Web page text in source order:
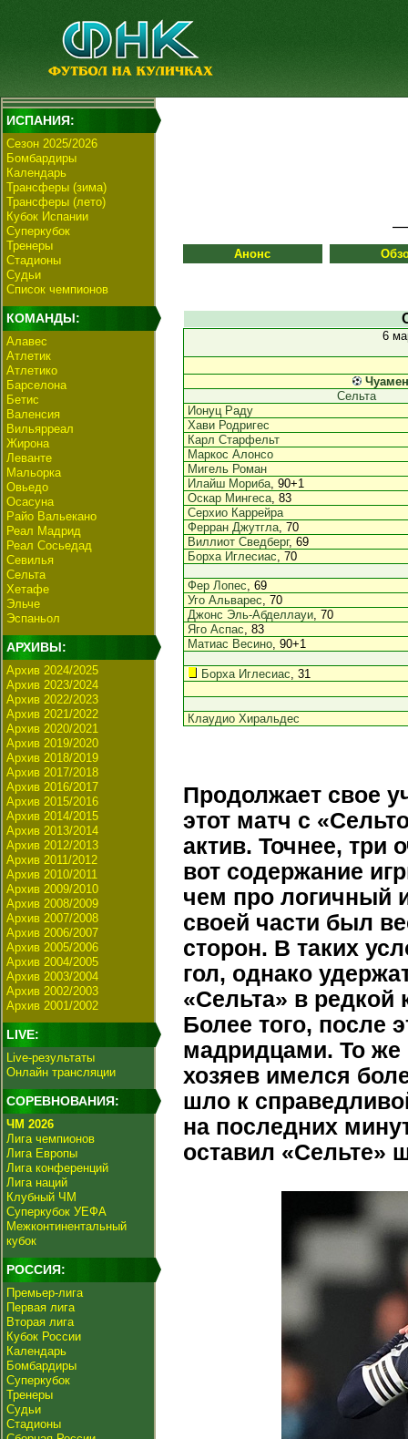
ИСПАНИЯ:
Сезон 2025/2026
Бомбардиры
Календарь
Трансферы (зима)
Трансферы (лето)
Кубок Испании
Суперкубок
Тренеры
Стадионы
Судьи
Список чемпионов
КОМАНДЫ:
Алавес
Атлетик
Атлетико
Барселона
Бетис
Валенсия
Вильярреал
Жирона
Леванте
Мальорка
Овьедо
Осасуна
Райо Вальекано
Реал Мадрид
Реал Сосьедад
Севилья
Сельта
Хетафе
Эльче
Эспаньол
АРХИВЫ:
Архив 2024/2025
Архив 2023/2024
Архив 2022/2023
Архив 2021/2022
Архив 2020/2021
Архив 2019/2020
Архив 2018/2019
Архив 2017/2018
Архив 2016/2017
Архив 2015/2016
Архив 2014/2015
Архив 2013/2014
Архив 2012/2013
Архив 2011/2012
Архив 2010/2011
Архив 2009/2010
Архив 2008/2009
Архив 2007/2008
Архив 2006/2007
Архив 2005/2006
Архив 2004/2005
Архив 2003/2004
Архив 2002/2003
Архив 2001/2002
LIVE:
Live-результаты
Онлайн трансляции
СОРЕВНОВАНИЯ:
ЧМ 2026
Лига чемпионов
Лига Европы
Лига конференций
Лига наций
Клубный ЧМ
Суперкубок УЕФА
Межконтинентальный
кубок
РОССИЯ:
Премьер-лига
Первая лига
Вторая лига
Кубок России
Календарь
Бомбардиры
Суперкубок
Тренеры
Судьи
Стадионы
Анонс
6
Сельта
Ионуц Раду
Хави Родригес
Карл Старфельт
Маркос Алонсо
Мигель Роман
Илайш Мориба, 90+1
Оскар Мингеса, 83
Серхио Каррейра
Ферран Джутгла, 70
Виллиот Сведберг, 69
Борха Иглесиас, 70
Фер Лопес, 69
Уго Альварес, 70
Джонс Эль-Абделлауи, 70
Яго Аспас, 83
Матиас Весино, 90+1
Борха Иглесиас, 31
Клаудио Хиральдес
Продолжает свое
этот матч с
актив. Точнее, три
вот содержание
чем про логичный
своей части был
сторон. В таких
гол, однако
«Сельта» в редкой
Более того, после
мадридцами. То же
хозяев имелся
шло к
на последних
оставил «Сельте»